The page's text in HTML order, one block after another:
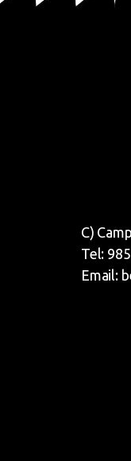
C)
Tel:
Email: